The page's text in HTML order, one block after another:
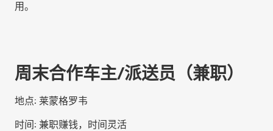
用。
周末合作车主/派送员（兼职）
地点: 莱蒙格罗韦
时间: 兼职赚钱，时间灵活